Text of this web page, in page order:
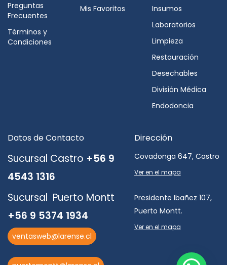
Preguntas
Frecuentes
Términos y
Condiciones
Mis Favoritos
Insumos
Laboratorios
Limpieza
Restauración
Desechables
División Médica
Endodoncia
Datos de Contacto
Sucursal Castro +56 9
4543 1316
Sucursal Puerto Montt
+56 9 5374 1934
ventasweb@larense.cl
Dirección
Covadonga 647, Castro
Ver en el mapa
Presidente Ibañez 107,
Puerto Montt.
Ver en el mapa